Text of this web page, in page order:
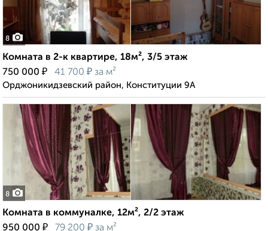
8
Комната в 2-к квартире, 18м², 3/5 этаж
750 000 ₽ 41 700 ₽ за м²
Орджоникидзевский район, Конституции 9А
8
Комната в коммуналке, 12м², 2/2 этаж
950 000 ₽ 79 200 ₽ за м²